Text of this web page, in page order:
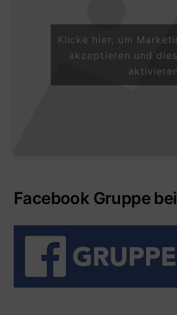
Klicke hier, um
akzeptieren und
aktivieren
Facebook Gruppe